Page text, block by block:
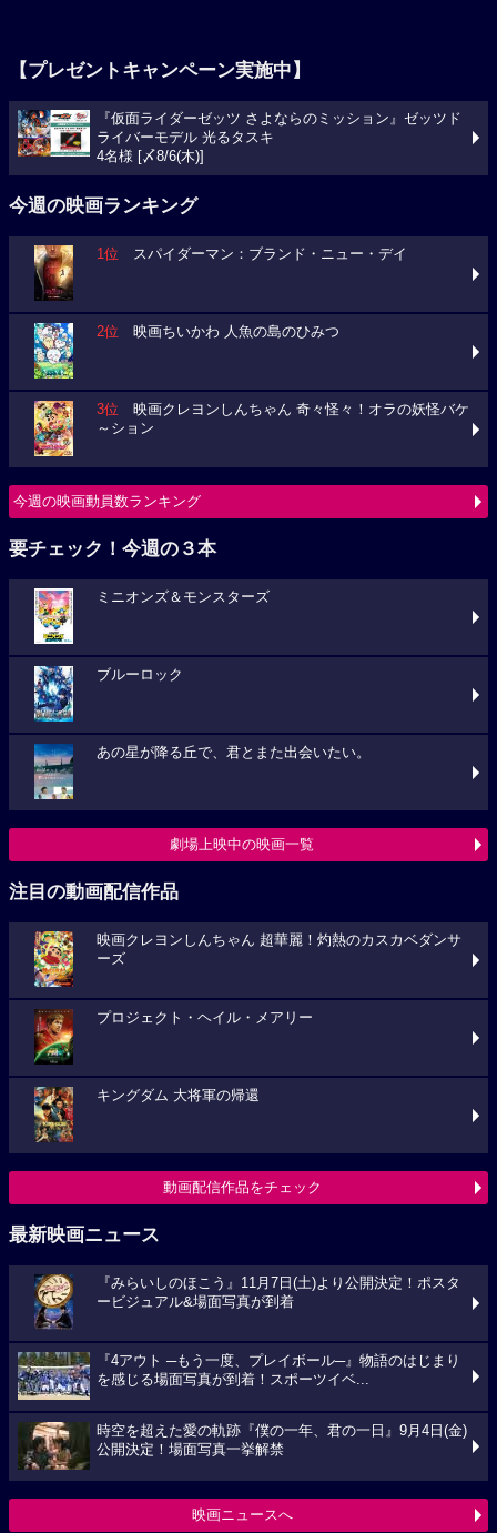
【プレゼントキャンペーン実施中】
『仮面ライダーゼッツ さよならのミッション』ゼッツド
ライバーモデル 光るタスキ
4名様 [〆8/6(木)]
今週の映画ランキング
1位 スパイダーマン：ブランド・ニュー・デイ
2位 映画ちいかわ 人魚の島のひみつ
3位 映画クレヨンしんちゃん 奇々怪々！オラの妖怪バケ
～ション
今週の映画動員数ランキング
要チェック！今週の３本
ミニオンズ＆モンスターズ
ブルーロック
あの星が降る丘で、君とまた出会いたい。
劇場上映中の映画一覧
注目の動画配信作品
映画クレヨンしんちゃん 超華麗！灼熱のカスカベダンサ
ーズ
プロジェクト・ヘイル・メアリー
キングダム 大将軍の帰還
動画配信作品をチェック
最新映画ニュース
『みらいしのほこう』11月7日(土)より公開決定！ポスタ
ービジュアル&場面写真が到着
『4アウト ─もう一度、プレイボール─』物語のはじまり
を感じる場面写真が到着！スポーツイベ...
時空を超えた愛の軌跡『僕の一年、君の一日』9月4日(金)
公開決定！場面写真一挙解禁
映画ニュースへ